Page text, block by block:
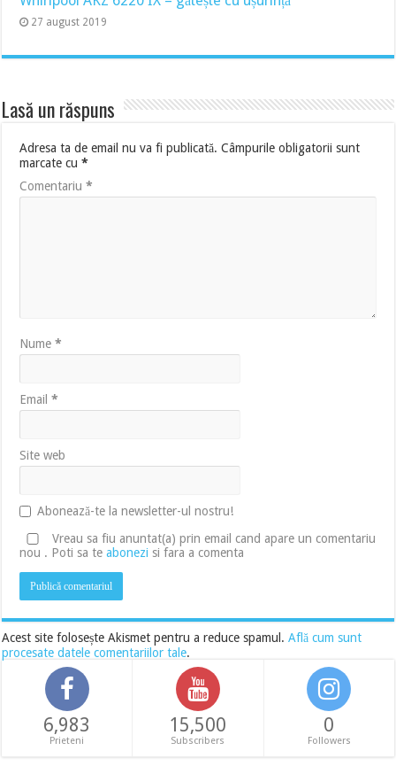
27 august 2019
Lasă un răspuns
Adresa ta de email nu va fi publicată. Câmpurile obligatorii sunt
marcate cu*
Comentariu*
Nume*
Email*
Site web
Abonează-te la newsletter-ul nostru!
Vreau sa fiu anuntat(a) prin email cand apare un comentariu
nou . Poti sa teabonezi si fara a comenta
Acest site folosește Akismet pentru a reduce spamul.Află cum sunt
procesate datele comentariilor tale.
6,983
Prieteni
15,500
Subscribers
0
Followers